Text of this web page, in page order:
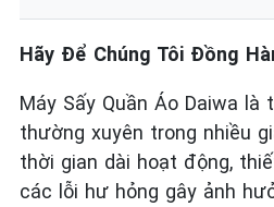
Hãy Để Chúng Tôi Đồng
Máy Sấy Quần Áo Daiwa
thường xuyên trong nhiều
thời gian dài hoạt động,
các lỗi hư hỏng gây ảnh